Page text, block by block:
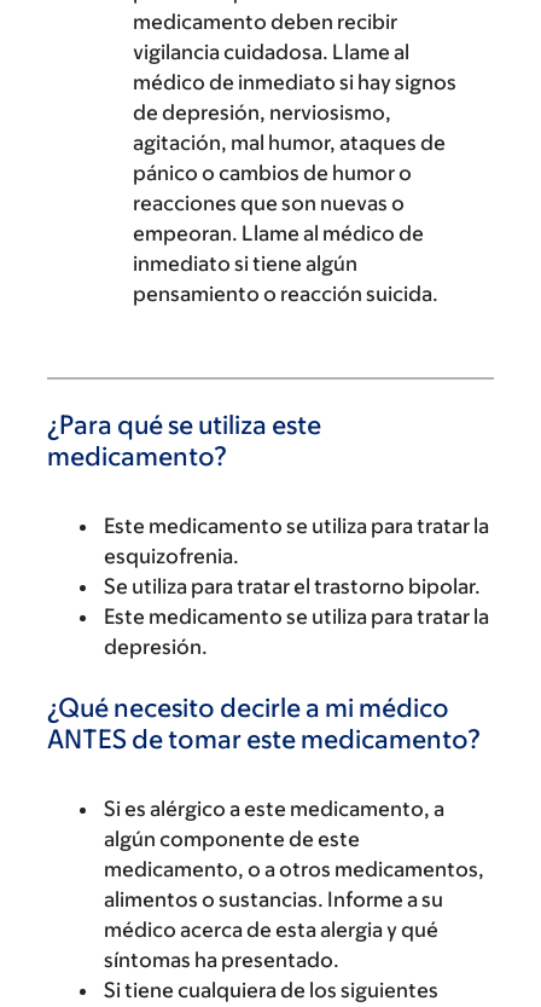
medicamento deben recibir
vigilancia cuidadosa. Llame al
médico de inmediato si hay signos
de depresión, nerviosismo,
agitación, mal humor, ataques de
pánico o cambios de humor o
reacciones que son nuevas o
empeoran. Llame al médico de
inmediato si tiene algún
pensamiento o reacción suicida.
¿Para qué se utiliza este
medicamento?
Este medicamento se utiliza para tratar la
esquizofrenia.
Se utiliza para tratar el trastorno bipolar.
Este medicamento se utiliza para tratar la
depresión.
¿Qué necesito decirle a mi médico
ANTES de tomar este medicamento?
Si es alérgico a este medicamento, a
algún componente de este
medicamento, o a otros medicamentos,
alimentos o sustancias. Informe a su
médico acerca de esta alergia y qué
síntomas ha presentado.
Si tiene cualquiera de los siguientes